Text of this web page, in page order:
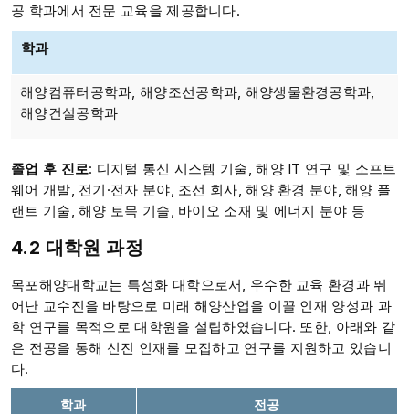
공 학과에서 전문 교육을 제공합니다.
학과
해양컴퓨터공학과, 해양조선공학과, 해양생물환경공학과,
해양건설공학과
졸업 후 진로: 디지털 통신 시스템 기술, 해양 IT 연구 및 소프트
웨어 개발, 전기·전자 분야, 조선 회사, 해양 환경 분야, 해양 플
랜트 기술, 해양 토목 기술, 바이오 소재 및 에너지 분야 등
4.2 대학원 과정
목포해양대학교는 특성화 대학으로서, 우수한 교육 환경과 뛰
어난 교수진을 바탕으로 미래 해양산업을 이끌 인재 양성과 과
학 연구를 목적으로 대학원을 설립하였습니다. 또한, 아래와 같
은 전공을 통해 신진 인재를 모집하고 연구를 지원하고 있습니
다.
학과 전공